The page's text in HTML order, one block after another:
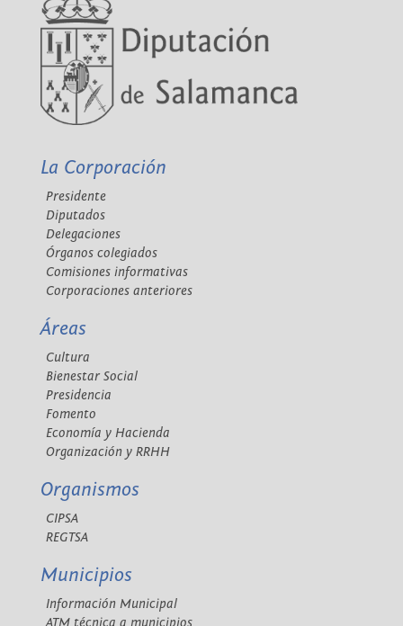
La Corporación
Presidente
Diputados
Delegaciones
Órganos colegiados
Comisiones informativas
Corporaciones anteriores
Áreas
Cultura
Bienestar Social
Presidencia
Fomento
Economía y Hacienda
Organización y RRHH
Organismos
CIPSA
REGTSA
Municipios
Información Municipal
ATM técnica a municipios